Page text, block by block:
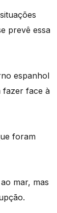
prevê essa
espanhol
fazer face à
foram
mar, mas